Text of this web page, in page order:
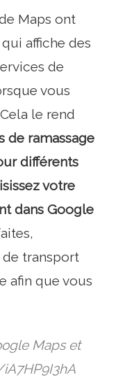
Maps ont
affiche des
de
vous
le rend
de ramassage
différents
votre
dans Google
transport
afin que vous
Maps et